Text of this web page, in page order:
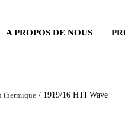
A PROPOS DE NOUS
thermique / 1919/16 HTI Wave